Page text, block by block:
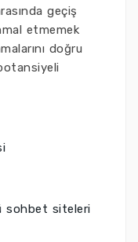
geçiş
etmemek
doğru
sohbet siteleri